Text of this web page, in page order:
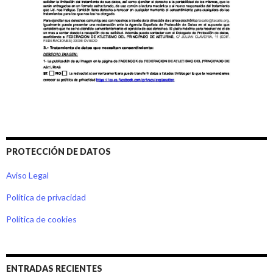
PROTECCIÓN DE DATOS
Aviso Legal
Política de privacidad
Política de cookies
ENTRADAS RECIENTES